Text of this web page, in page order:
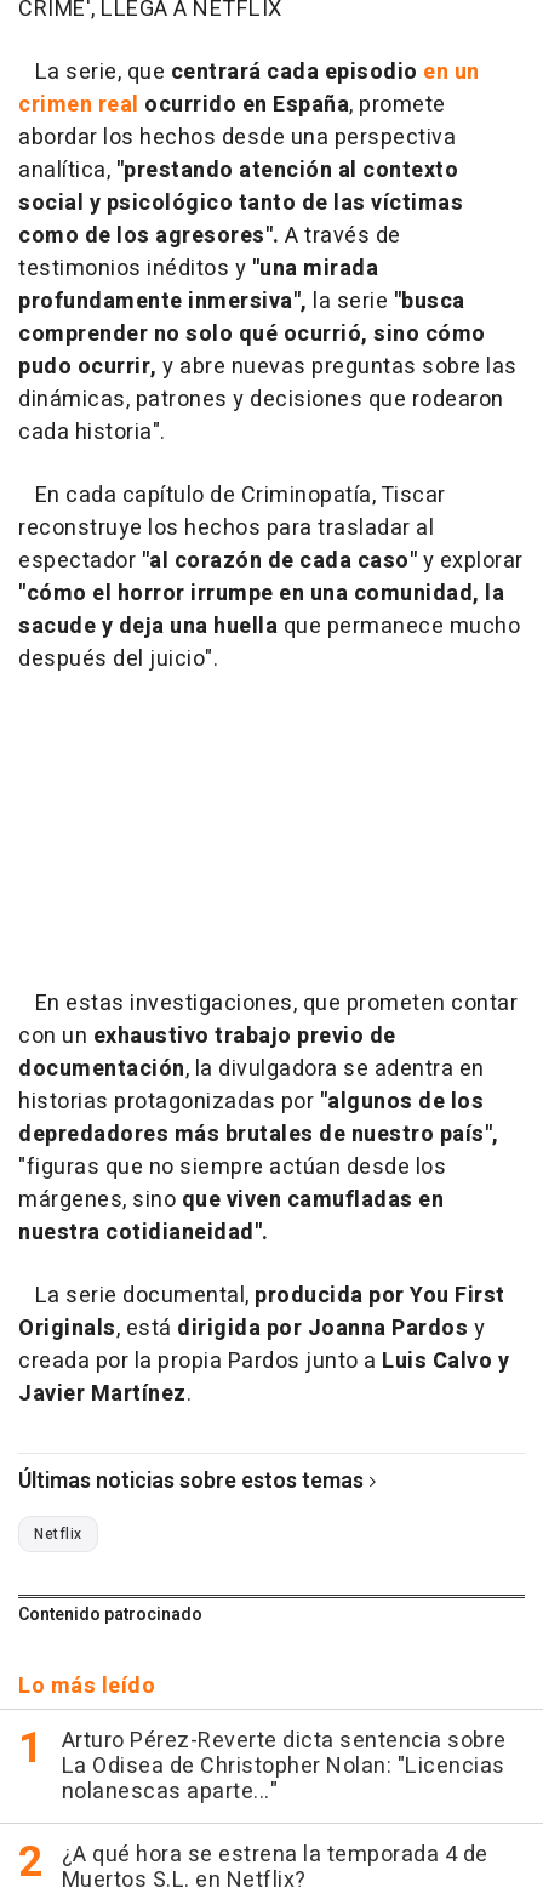
CRIME', LLEGA A NETFLIX
La serie, que centrará cada episodio en un
crimen real ocurrido en España, promete
abordar los hechos desde una perspectiva
analítica, "prestando atención al contexto
social y psicológico tanto de las víctimas
como de los agresores". A través de
testimonios inéditos y "una mirada
profundamente inmersiva", la serie "busca
comprender no solo qué ocurrió, sino cómo
pudo ocurrir, y abre nuevas preguntas sobre las
dinámicas, patrones y decisiones que rodearon
cada historia".
En cada capítulo de Criminopatía, Tiscar
reconstruye los hechos para trasladar al
espectador "al corazón de cada caso"y explorar
"cómo el horror irrumpe en una comunidad, la
sacude y deja una huella que permanece mucho
después del juicio".
En estas investigaciones, que prometen contar
con un exhaustivo trabajo previo de
documentación, la divulgadora se adentra en
historias protagonizadas por "algunos de los
depredadores más brutales de nuestro país",
"figuras que no siempre actúan desde los
márgenes, sino que viven camufladas en
nuestra cotidianeidad".
La serie documental, producida porYou First
Originals, está dirigida por Joanna Pardos y
creada por la propia Pardos junto a Luis Calvo y
Javier Martínez.
Últimas noticias sobre estos temas
Netflix
Contenido patrocinado
Lo más leído
Arturo Pérez-Reverte dicta sentencia sobre
La Odisea de Christopher Nolan: "Licencias
nolanescas aparte..."
¿A qué hora se estrena la temporada 4 de
Muertos S.L. en Netflix?